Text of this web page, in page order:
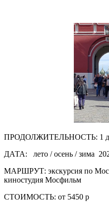
ПРОДОЛЖИТЕЛЬНОСТЬ: 1
ДАТА: лето / осень / зима
МАРШРУТ: экскурсия по
киностудия Мосфильм
СТОИМОСТЬ: от 5450 р